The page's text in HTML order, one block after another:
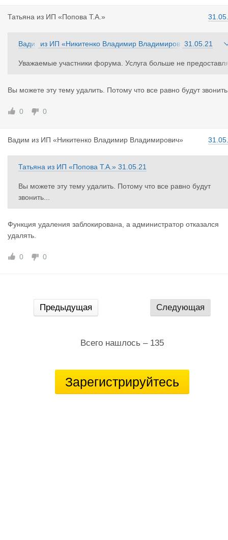
Татьяна из ИП «Попова Т.А.»
Вади
из ИП «Никитенко Владимир Владимиров 31.05.21
Уважаемые участники форума. Услуга больше не
ями создайте пожалуйста другую тему.
Также, время от времени проводится прямая телефонная
икуется в новостях на сайте https://gpk.gov.by
Вы можете эту тему удалить. Потому что все равно будут
0 0
Вадим из ИП «Никитенко Владимир Владимирович»
Татьяна из ИП «Попова Т.А.» 31.05.21
Вы можете эту тему удалить. Потому что все равно будут
звонить...
Функция удаления заблокирована, а администратор отказался
удалять.
0 0
Предыдущая Следующая
Всего нашлось – 135
Зарегистрируйтесь